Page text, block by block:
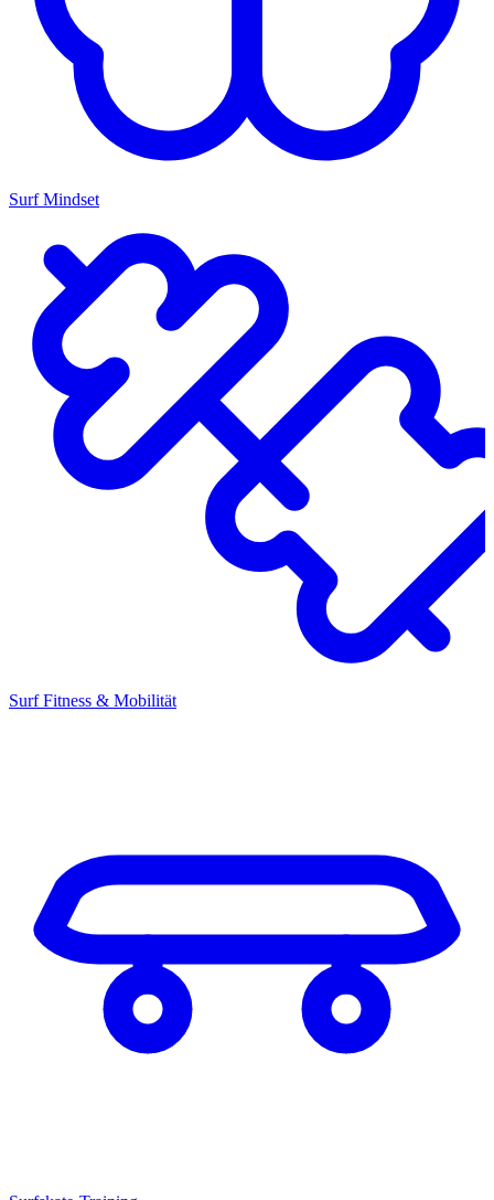
Surf Mindset
Surf Fitness & Mobilität